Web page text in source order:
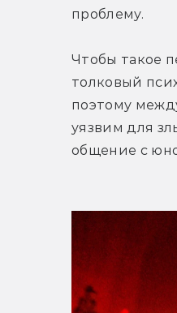
проблему.
Чтобы такое
толковый
поэтому
уязвим для
общение с